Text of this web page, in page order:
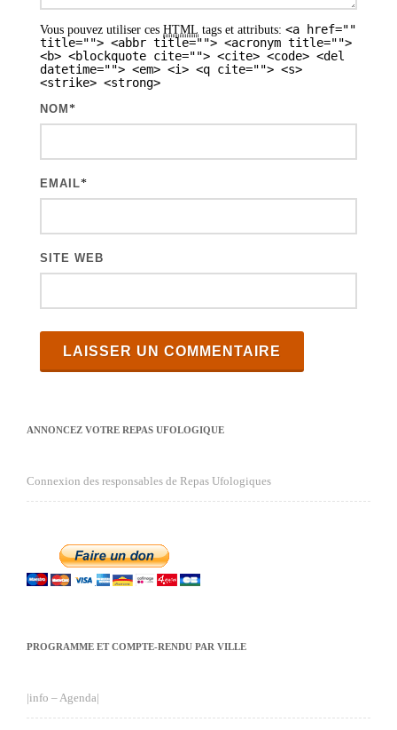
Vous pouvez utiliser ces HTML tags et attributs: <a href=""
title=""> <abbr title=""> <acronym title="">
<b> <blockquote cite=""> <cite> <code> <del
datetime=""> <em> <i> <q cite=""> <s>
<strike> <strong>
NOM *
EMAIL*
SITE WEB
ANNONCEZ VOTRE REPAS UFOLOGIQUE
Connexion des responsables de Repas Ufologiques
PROGRAMME ET COMPTE-RENDU PAR VILLE
|info – Agenda|